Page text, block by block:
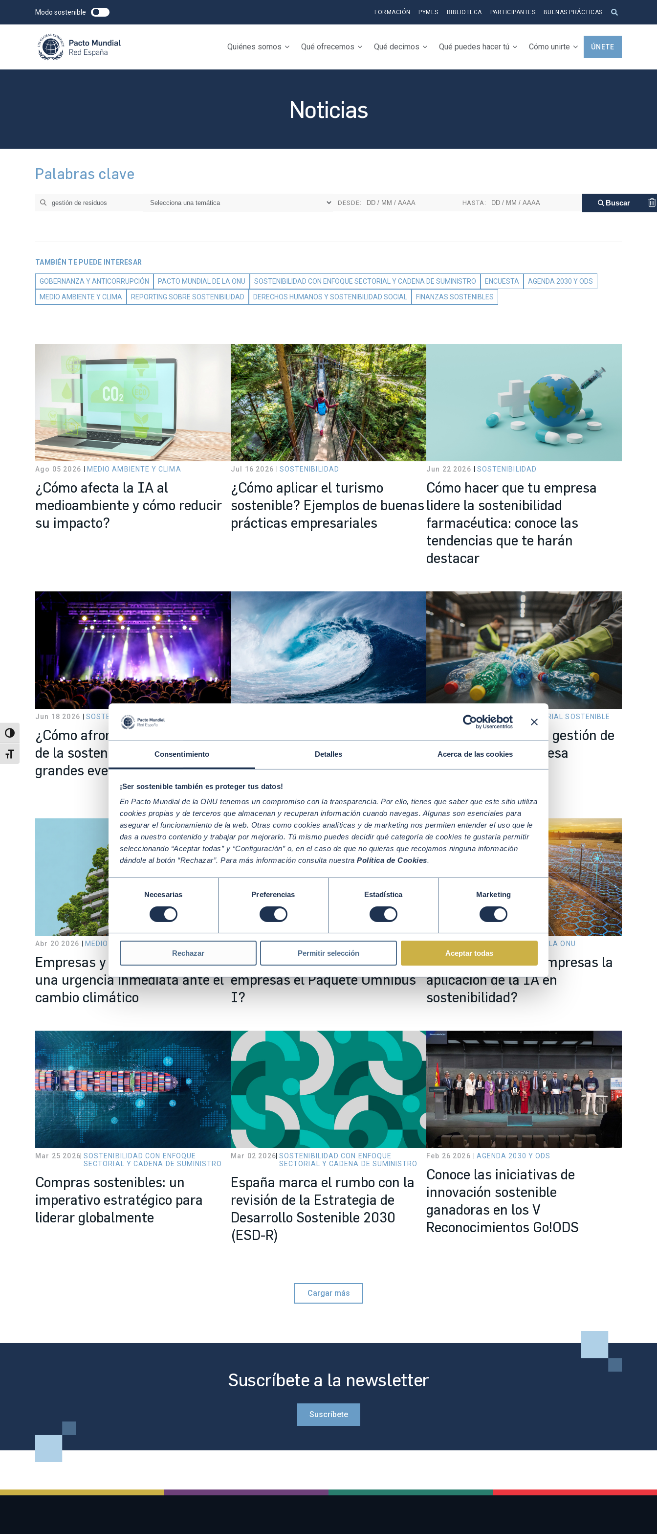
Consentimiento Detalles Acerca de las cookies
¡Ser sostenible también es proteger tus datos!
En Pacto Mundial de la ONU tenemos un compromiso con la transparencia. Por ello, tienes que saber que este sitio utiliza
cookies propias y de terceros que almacenan y recuperan información cuando navegas. Algunas son esenciales para
asegurar el funcionamiento de la web. Otras como cookies analíticas y de marketing nos permiten entender el uso que le
das a nuestro contenido y trabajar por mejorarlo. Tú mismo puedes decidir qué categoría de cookies te gustaría permitir
seleccionando “Aceptar todas” y “Configuración” o, en el caso de que no quieras que recojamos ninguna información
dándole al botón “Rechazar”. Para más información consulta nuestra Política de Cookies.
Selección
de
consentimiento
Necesarias Preferencias Estadística Marketing
Rechazar Permitir selección Aceptar todas
Alternar alto contraste
Alternar tamaño de letra
Modo sostenible FORMACIÓN PYMES BIBLIOTECA PARTICIPANTES BUENAS PRÁCTICAS
Quiénes somos Qué ofrecemos Qué decimos Qué puedes hacer tú Cómo unirte ÚNETE
Noticias
Palabras clave
DESDE: HASTA:
TAMBIÉN TE PUEDE INTERESAR
GOBERNANZA Y ANTICORRUPCIÓN PACTO MUNDIAL DE LA ONU SOSTENIBILIDAD CON ENFOQUE SECTORIAL Y CADENA DE SUMINISTRO ENCUESTA
AGENDA 2030 Y ODS
MEDIO AMBIENTE Y CLIMA
REPORTING SOBRE SOSTENIBILIDAD DERECHOS HUMANOS Y SOSTENIBILIDAD SOCIAL FINANZAS SOSTENIBLES
Ago 05 2026 MEDIO AMBIENTE Y CLIMA
¿Cómo afecta la IA al
medioambiente y cómo reducir
su impacto?
Jul 16 2026 SOSTENIBILIDAD
¿Cómo aplicar el turismo
sostenible? Ejemplos de buenas
prácticas empresariales
Jun 22 2026 SOSTENIBILIDAD
Cómo hacer que tu empresa
lidere la sostenibilidad
farmacéutica: conoce las
tendencias que te harán
destacar
Jun 18 2026 SOSTENIBILIDAD
¿Cómo afrontar con éxito el reto
de la sostenibilidad en los
grandes eventos?
la responsabilidad social a la
acción empresarial
May 05 2026 GESTIÓN EMPRESARIAL SOSTENIBLE
Cómo rentabilizar la gestión de
residuos en tu empresa
Abr 20 2026 MEDIO AMBIENTE Y CLIMA
Empresas y medio ambiente:
una urgencia inmediata ante el
cambio climático
Abr 16 2026 FORMACIÓN
¿Qué cambia e implica para las
empresas el Paquete Ómnibus
I?
Abr 06 2026 PACTO MUNDIAL DE LA ONU
¿Cómo lideran las empresas la
aplicación de la IA en
sostenibilidad?
Mar 25 2026 SOSTENIBILIDAD CON ENFOQUE
SECTORIAL Y CADENA DE SUMINISTRO
Compras sostenibles: un
imperativo estratégico para
liderar globalmente
Mar 02 2026 SOSTENIBILIDAD CON ENFOQUE
SECTORIAL Y CADENA DE SUMINISTRO
España marca el rumbo con la
revisión de la Estrategia de
Desarrollo Sostenible 2030
(ESD-R)
Feb 26 2026 AGENDA 2030 Y ODS
Conoce las iniciativas de
innovación sostenible
ganadoras en los V
Reconocimientos Go!ODS
Cargar más
Suscríbete a la newsletter
Suscríbete